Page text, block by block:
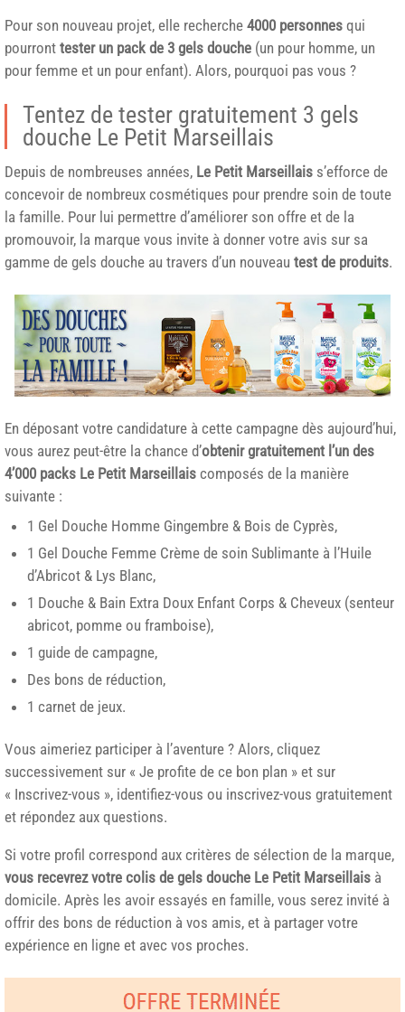
Pour son nouveau projet, elle recherche 4000 personnes qui
pourront tester un pack de 3 gels douche (un pour homme, un
pour femme et un pour enfant). Alors, pourquoi pas vous ?
Tentez de tester gratuitement 3 gels
douche Le Petit Marseillais
Depuis de nombreuses années, Le Petit Marseillais s’efforce de
concevoir de nombreux cosmétiques pour prendre soin de toute
la famille. Pour lui permettre d’améliorer son offre et de la
promouvoir, la marque vous invite à donner votre avis sur sa
gamme de gels douche au travers d’un nouveau test de produits.
En déposant votre candidature à cette campagne dès aujourd’hui,
vous aurez peut-être la chance d’obtenir gratuitement l’un des
4’000 packs Le Petit Marseillais composés de la manière
suivante :
1 Gel Douche Homme Gingembre & Bois de Cyprès,
1 Gel Douche Femme Crème de soin Sublimante à l’Huile
d’Abricot & Lys Blanc,
1 Douche & Bain Extra Doux Enfant Corps & Cheveux (senteur
abricot, pomme ou framboise),
1 guide de campagne,
Des bons de réduction,
1 carnet de jeux.
Vous aimeriez participer à l’aventure ? Alors, cliquez
successivement sur « Je profite de ce bon plan » et sur
« Inscrivez-vous », identifiez-vous ou inscrivez-vous gratuitement
et répondez aux questions.
Si votre profil correspond aux critères de sélection de la marque,
vous recevrez votre colis de gels douche Le Petit Marseillais à
domicile. Après les avoir essayés en famille, vous serez invité à
offrir des bons de réduction à vos amis, et à partager votre
expérience en ligne et avec vos proches.